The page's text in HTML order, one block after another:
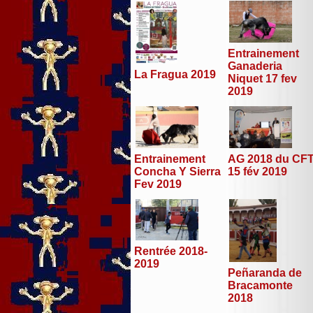
La Fragua 2019
Entrainement
Ganaderia
Niquet 17 fev
2019
Entrainement
Concha Y Sierra
Fev 2019
AG 2018 du
15 fév 2019
Rentrée 2018-
2019
Peñaranda de
Bracamonte
2018